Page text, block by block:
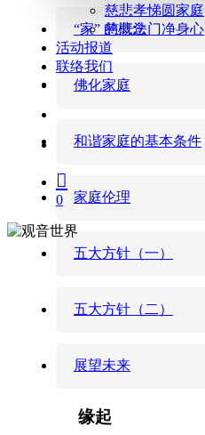
慈悲孝悌圆家庭
慈悲法门净身心
活动报道
联络我们
facebook
youtube
account
0
“家” 的概念
佛化家庭
和谐家庭的基本条件
家庭伦理
五大方针（一）
五大方针（二）
展望未来
缘起